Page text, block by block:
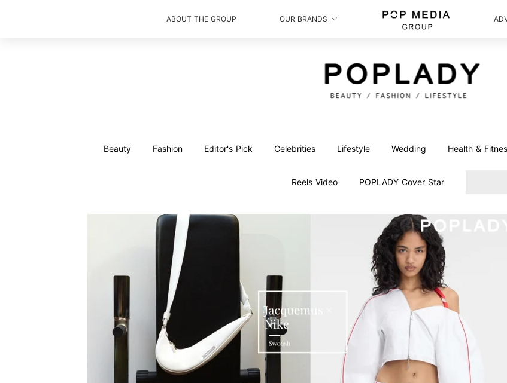
ABOUT THE GROUP OUR BRANDS
Beauty Fashion Editor's Pick Celebrities Lifestyle Wedding Health &
Reels Video POPLADY Cover Star